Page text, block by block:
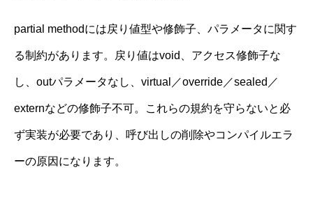
partial methodには戻り値型や修飾子、パラメータに関す
る制約があります。戻り値はvoid、アクセス修飾子な
し、outパラメータなし、virtual／override／sealed／
externなどの修飾子不可。これらの規約を守らないと必
ず実装が必要であり、呼び出しの削除やコンパイルエラ
ーの原因になります。